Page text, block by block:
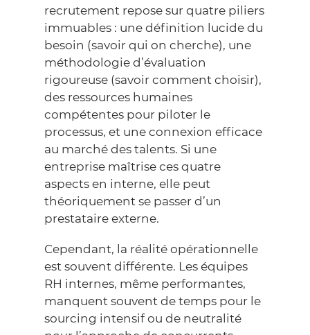
recrutement repose sur quatre piliers
immuables : une définition lucide du
besoin (savoir qui on cherche), une
méthodologie d’évaluation
rigoureuse (savoir comment choisir),
des ressources humaines
compétentes pour piloter le
processus, et une connexion efficace
au marché des talents. Si une
entreprise maîtrise ces quatre
aspects en interne, elle peut
théoriquement se passer d’un
prestataire externe.
Cependant, la réalité opérationnelle
est souvent différente. Les équipes
RH internes, même performantes,
manquent souvent de temps pour le
sourcing intensif ou de neutralité